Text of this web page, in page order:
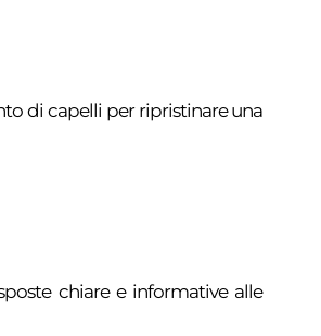
di capelli per ripristinare una
chiare e informative alle